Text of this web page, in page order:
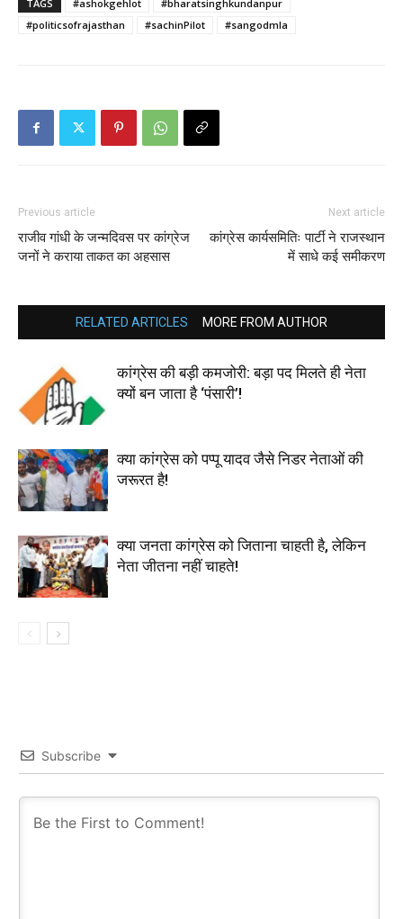
TAGS
#ashokgehlot
#bharatsinghkundanpur
#politicsofrajasthan
#sachinPilot #sangodmla
Previous article
राजीव गांधी के जन्मदिवस पर कांग्रेज
जनों ने कराया ताकत का अहसास
Next article
कांग्रेस कार्यसमितिः पार्टी ने राजस्थान
में साधे कई समीकरण
RELATED ARTICLES MORE FROM AUTHOR
कांग्रेस की बड़ी कमजोरी: बड़ा पद मिलते ही नेता
क्यों बन जाता है ‘पंसारी’!
क्या कांग्रेस को पप्पू यादव जैसे निडर नेताओं की
जरूरत है!
क्या जनता कांग्रेस को जिताना चाहती है, लेकिन
नेता जीतना नहीं चाहते!
Subscribe